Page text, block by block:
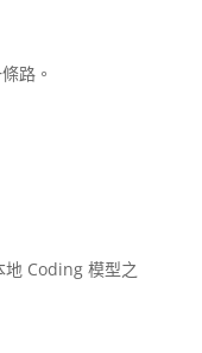
路。
地 Coding 模型之